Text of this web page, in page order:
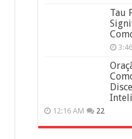
Tau
12:16 AM 22